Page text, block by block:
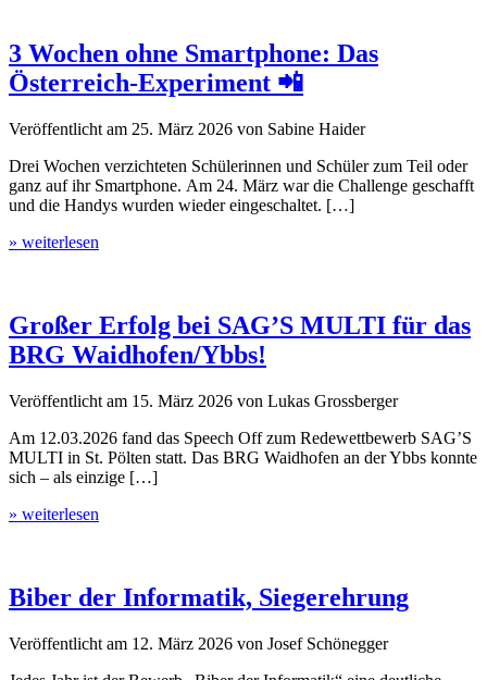
3 Wochen ohne Smartphone: Das
Österreich-Experiment 📲
Veröffentlicht am 25. März 2026 von Sabine Haider
Drei Wochen verzichteten Schülerinnen und Schüler zum Teil oder
ganz auf ihr Smartphone. Am 24. März war die Challenge geschafft
und die Handys wurden wieder eingeschaltet. […]
» weiterlesen
Großer Erfolg bei SAG’S MULTI für das
BRG Waidhofen/Ybbs!
Veröffentlicht am 15. März 2026 von Lukas Grossberger
Am 12.03.2026 fand das Speech Off zum Redewettbewerb SAG’S
MULTI in St. Pölten statt. Das BRG Waidhofen an der Ybbs konnte
sich – als einzige […]
» weiterlesen
Biber der Informatik, Siegerehrung
Veröffentlicht am 12. März 2026 von Josef Schönegger